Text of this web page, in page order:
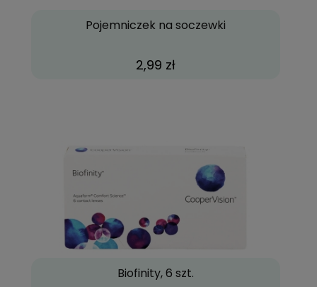
Pojemniczek na soczewki
2,99 zł
Biofinity, 6 szt.